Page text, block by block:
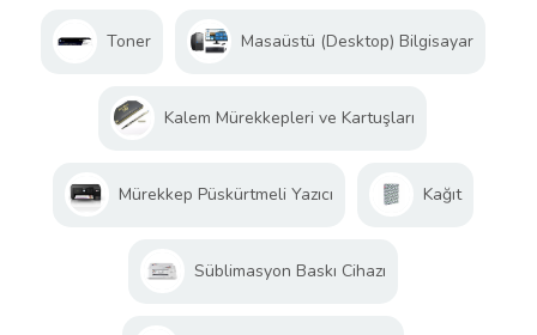
Toner Masaüstü (Desktop) Bilgisayar
Kalem Mürekkepleri ve Kartuşları
Mürekkep Püskürtmeli Yazıcı Kağıt
Süblimasyon Baskı Cihazı